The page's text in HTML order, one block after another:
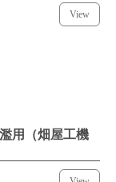
View
用（畑屋工機